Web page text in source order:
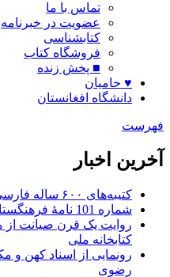
تماس با ما
عضویت در خبرنامه
کتابشناسی
فروشگاه کتاب
■ پخش زنده
♥ حامیان
دانشگاه افغانستان
فهرست
آخرین اخبار
کتیبه‌های ۶۰۰ ساله فارسی در هندوستان
شماره 101 نامۀ فرهنگستان منتشر شد
روایت یک قرن صیانت از
کتابخانه ملی
رونمایی از اسناد کهن و
رضوی